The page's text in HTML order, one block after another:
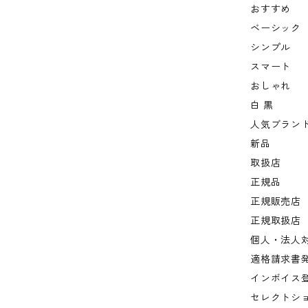
おすすめ
ベーシック
シンプル
スマート
おしゃれ
白 黒
人気ブラン
新品
取扱店
正規品
正規販売店
正規取扱店
個人・法人
適格請求書
インボイス
セレクトシ